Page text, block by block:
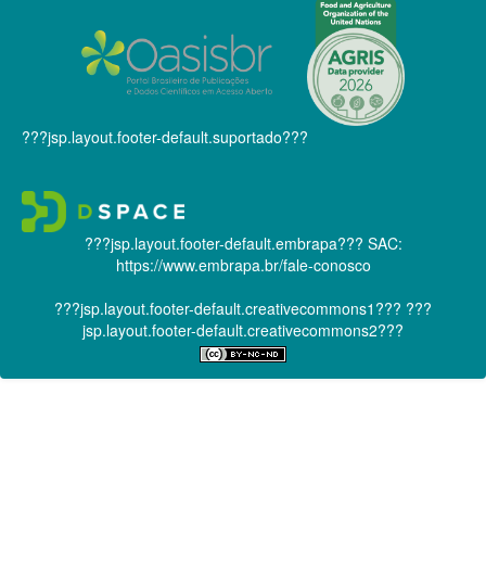
???jsp.layout.footer-default.suportado???
???jsp.layout.footer-default.embrapa??? SAC:
https://www.embrapa.br/fale-conosco
???jsp.layout.footer-default.creativecommons1??? ???
jsp.layout.footer-default.creativecommons2???